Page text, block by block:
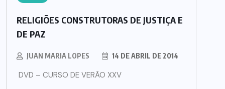
RELIGIÕES CONSTRUTORAS DE JUSTIÇA E
DE PAZ
JUAN MARIA LOPES 14 DE ABRIL DE 2014
DVD – CURSO DE VERÃO XXV